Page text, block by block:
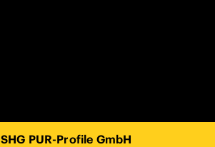
SHG PUR-Profile GmbH